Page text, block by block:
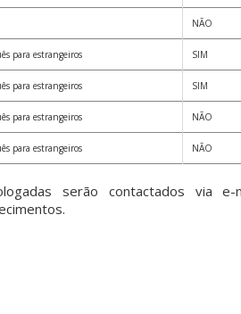
NÃO
para estrangeiros SIM
para estrangeiros SIM
para estrangeiros NÃO
para estrangeiros NÃO
serão contactados via